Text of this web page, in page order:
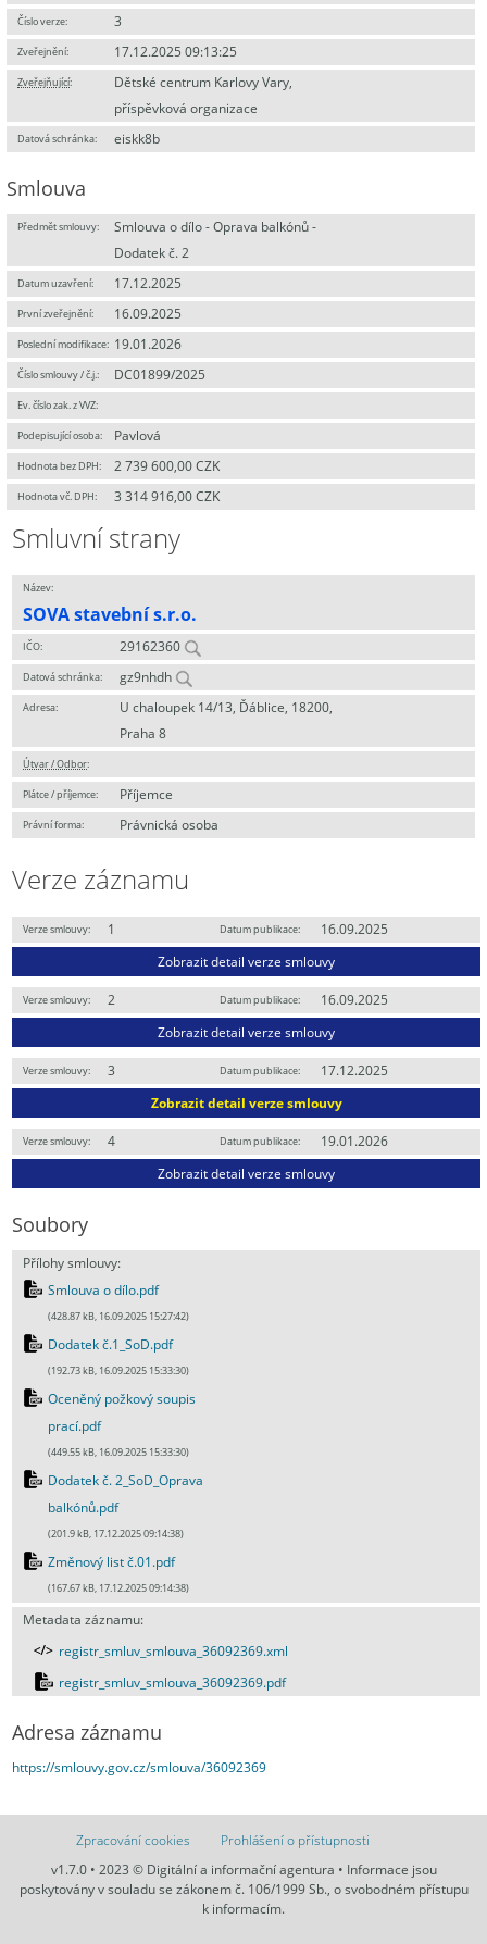
Číslo verze: 3
Zveřejnění: 17.12.2025 09:13:25
Zveřejňující:
Dětské centrum Karlovy Vary,
příspěvková organizace
Datová schránka: eiskk8b
Smlouva
Předmět smlouvy:
Smlouva o dílo - Oprava balkónů -
Dodatek č. 2
Datum uzavření: 17.12.2025
První zveřejnění: 16.09.2025
Poslední modifikace: 19.01.2026
Číslo smlouvy / č.j.: DC01899/2025
Ev. číslo zak. z VVZ:
Podepisující osoba: Pavlová
Hodnota bez DPH: 2 739 600,00 CZK
Hodnota vč. DPH: 3 314 916,00 CZK
Smluvní strany
Název:
SOVA stavební s.r.o.
IČO: 29162360
Datová schránka: gz9nhdh
Adresa:
U chaloupek 14/13, Ďáblice, 18200,
Praha 8
Útvar / Odbor:
Plátce / příjemce: Příjemce
Právní forma: Právnická osoba
Verze záznamu
Verze smlouvy: 1 Datum publikace:
16.09.2025
Zobrazit detail verze smlouvy
Verze smlouvy: 2 Datum publikace:
16.09.2025
Zobrazit detail verze smlouvy
Verze smlouvy: 3 Datum publikace:
17.12.2025
Zobrazit detail verze smlouvy
Verze smlouvy: 4 Datum publikace:
19.01.2026
Zobrazit detail verze smlouvy
Soubory
Přílohy smlouvy:
Smlouva o dílo.pdf
(428.87 kB, 16.09.2025 15:27:42)
Dodatek č.1_SoD.pdf
(192.73 kB, 16.09.2025 15:33:30)
Oceněný požkový soupis
prací.pdf
(449.55 kB, 16.09.2025 15:33:30)
Dodatek č. 2_SoD_Oprava
balkónů.pdf
(201.9 kB, 17.12.2025 09:14:38)
Změnový list č.01.pdf
(167.67 kB, 17.12.2025 09:14:38)
Metadata záznamu:
registr_smluv_smlouva_36092369.xml
registr_smluv_smlouva_36092369.pdf
Adresa záznamu
https://smlouvy.gov.cz/smlouva/36092369
Zpracování cookies
Prohlášení o přístupnosti
v1.7.0 • 2023 © Digitální a informační agentura • Informace jsou
poskytovány v souladu se zákonem č. 106/1999 Sb., o svobodném přístupu
k informacím.